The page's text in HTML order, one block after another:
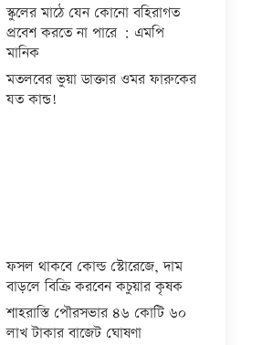
স্কুলের মাঠে যেন কোনো বহিরাগত
প্রবেশ করতে না পারে : এমপি
মানিক
মতলবের ভুয়া ডাক্তার ওমর ফারুকের
যত কান্ড!
ফসল থাকবে কোল্ড স্টোরেজে, দাম
বাড়লে বিক্রি করবেন কচুয়ার কৃষক
শাহরাস্তি পৌরসভার ৪৬ কোটি ৬০
লাখ টাকার বাজেট ঘোষণা